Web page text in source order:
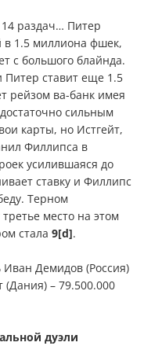
раздач… Питер
в 1.5 миллиона фшек,
с большого блайнда.
Питер ставит еще 1.5
рейзом ва-банк имея
сильным
карты, но Истгейт,
Филлипса в
усилившаяся до
ставку и Филлипс
Терном
место на этом
стала 9[d].
Демидов (Россия)
– 79.500.000
дуэли